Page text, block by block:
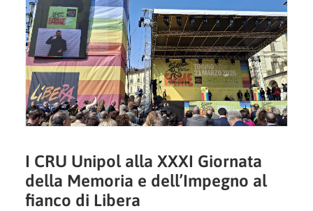
I CRU Unipol alla XXXI Giornata
della Memoria e dell’Impegno al
fianco di Libera